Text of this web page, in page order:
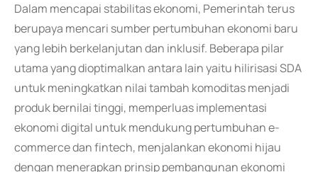
Dalam mencapai stabilitas ekonomi, Pemerintah terus
berupaya mencari sumber pertumbuhan ekonomi baru
yang lebih berkelanjutan dan inklusif. Beberapa pilar
utama yang dioptimalkan antara lain yaitu hilirisasi SDA
untuk meningkatkan nilai tambah komoditas menjadi
produk bernilai tinggi, memperluas implementasi
ekonomi digital untuk mendukung pertumbuhan e-
commerce dan fintech, menjalankan ekonomi hijau
dengan menerapkan prinsip pembangunan ekonomi